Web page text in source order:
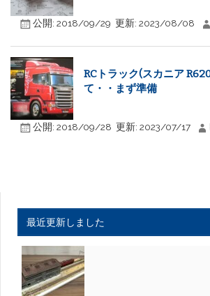
公開: 2018/09/29 更新: 2023/08/08
RCトラック(スカニア
て・・まず準備
公開: 2018/09/28 更新: 2023/07/17
最近更新しました